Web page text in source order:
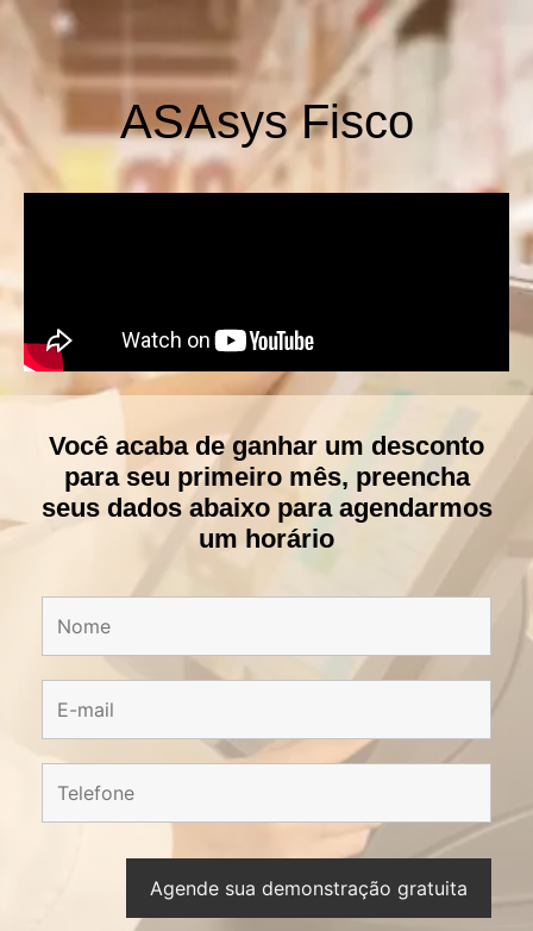
ASAsys Fisco
Você acaba de ganhar um desconto
para seu primeiro mês, preencha
seus dados abaixo para agendarmos
um horário